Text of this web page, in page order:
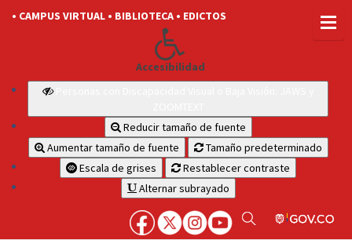
• CAMPUS VIRTUAL • BIBLIOTECA • EDICTOS
Accesibilidad
Reducir tamaño de fuente
Aumentar tamaño de fuente
Tamaño predeterminado
Escala de grises
Restablecer contraste
Alternar subrayado